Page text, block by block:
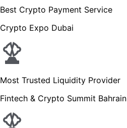
Best Crypto Payment Service
Crypto Expo Dubai
Most Trusted Liquidity Provider
Fintech & Crypto Summit Bahrain